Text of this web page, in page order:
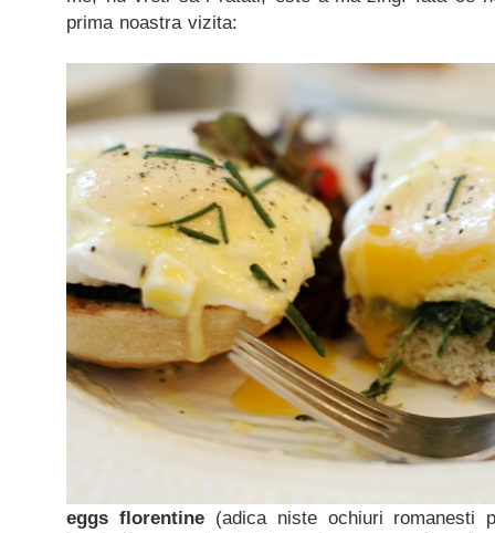
prima noastra vizita:
eggs florentine(adica niste ochiuri romanesti